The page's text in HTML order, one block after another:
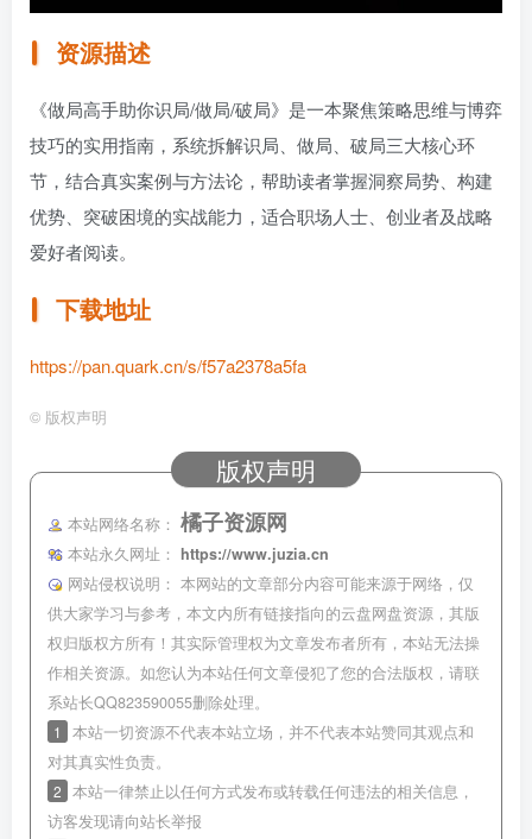
资源描述
《做局高手助你识局/做局/破局》是一本聚焦策略思维与博弈
技巧的实用指南，系统拆解识局、做局、破局三大核心环
节，结合真实案例与方法论，帮助读者掌握洞察局势、构建
优势、突破困境的实战能力，适合职场人士、创业者及战略
爱好者阅读。
下载地址
https://pan.quark.cn/s/f57a2378a5fa
© 版权声明
版权声明
本站网络名称： 橘子资源网
本站永久网址：
https://www.juzia.cn
网站侵权说明： 本网站的文章部分内容可能来源于网络，仅
供大家学习与参考，本文内所有链接指向的云盘网盘资源，其版
权归版权方所有！其实际管理权为文章发布者所有，本站无法操
作相关资源。如您认为本站任何文章侵犯了您的合法版权，请联
系站长QQ823590055删除处理。
1
本站一切资源不代表本站立场，并不代表本站赞同其观点和
对其真实性负责。
2 本站一律禁止以任何方式发布或转载任何违法的相关信息，
访客发现请向站长举报